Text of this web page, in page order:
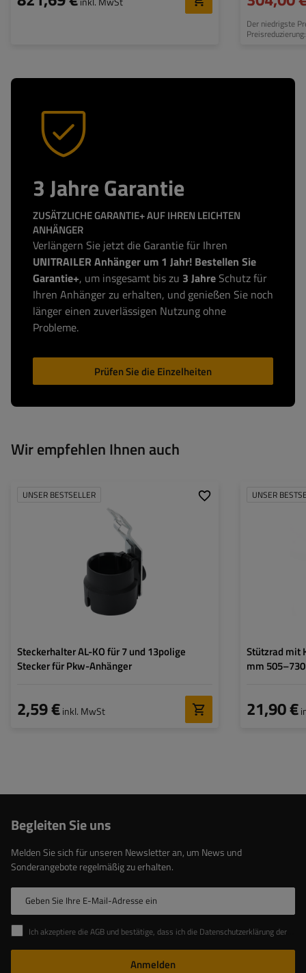
Der niedrigste
3 Jahre Garantie
ZUSÄTZLICHE GARANTIE+ AUF IHREN LEICHTEN
ANHÄNGER
Verlängern Sie jetzt die Garantie für Ihren
UNITRAILER Anhänger um 1 Jahr! Bestellen Sie
Garantie+, um insgesamt bis zu 3 Jahre Schutz für
Ihren Anhänger zu erhalten, und genießen Sie noch
länger einen zuverlässigen Nutzung ohne
Probleme.
Prüfen Sie die Einzelheiten
Wir empfehlen Ihnen auch
UNSER BESTSELLER
Steckerhalter AL-KO für 7 und 13polige
Stecker für Pkw-Anhänger
2,59 €inkl. MwSt
7- und 13-polige Stecker
UNSER
Stützrad mit
mm
21,90 €
Begleiten Sie uns
Melden Sie sich für unseren Newsletter an, um News und
Sonderangebote regelmäßig zu erhalten.
Geben Sie Ihre E-Mail-Adresse ein
Ich akzeptiere die AGB und bestätige, dass ich die Datenschutzerklärung der Website zur Kenntnis genommen habe
Anmelden